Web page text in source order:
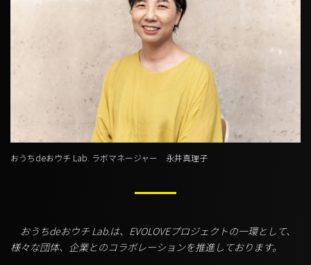
おうちdeおウチ Lab. ラボマネージャー 永井真理子
おうちdeおウチ Lab.は、EVOLOVEプロジェクトの一環として、
様々な団体、企業とのコラボレーションを推進しております。